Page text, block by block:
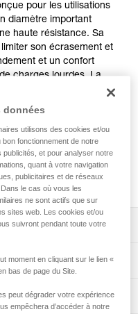
pour les utilisations
diamètre important
haute résistance. Sa
son écrasement et
et un confort
charges lourdes. La
et quatre longueurs.
assure une haute
lors de la
temps :
données
utilisons des cookies et/ou
fonctionnement de notre
et pour analyser notre
quant à votre navigation
publicitaires et de réseaux
le cas où vous les
ne sont actifs que sur
sites web. Les cookies et/ou
suivront pendant toute votre
moment en cliquant sur le lien «
bas de page du Site.
peut dégrader votre expérience
empêchera d’accéder à notre